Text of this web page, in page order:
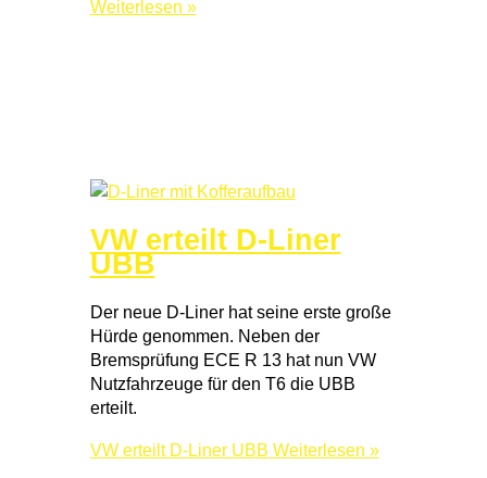
Weiterlesen »
VW erteilt D-Liner
UBB
Der neue D-Liner hat seine erste große
Hürde genommen. Neben der
Bremsprüfung ECE R 13 hat nun VW
Nutzfahrzeuge für den T6 die UBB
erteilt.
VW erteilt D-Liner UBB Weiterlesen »